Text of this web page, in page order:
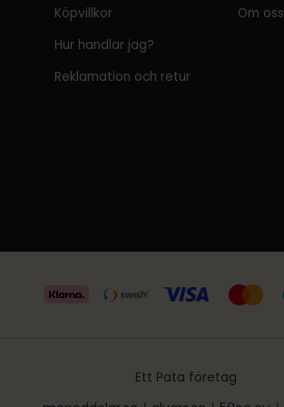
Köpvillkor
Hur handlar jag?
Reklamation och retur
Om oss
Ett Pata företag